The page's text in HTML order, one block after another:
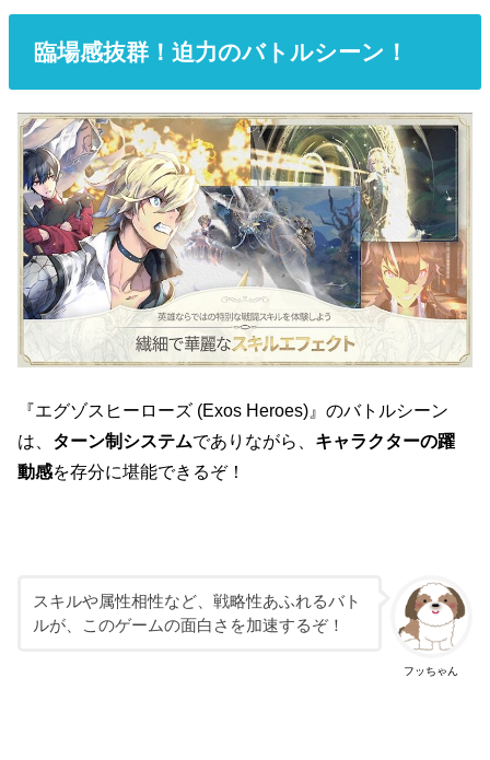
臨場感抜群！迫力のバトルシーン！
『エグゾスヒーローズ (Exos Heroes)』のバトルシーン
は、 ターン制システムでありながら、 キャラクターの躍
動感を存分に堪能できるぞ！
フッちゃん
スキルや属性相性など、戦略性あふれるバト
ルが、このゲームの面白さを加速するぞ！